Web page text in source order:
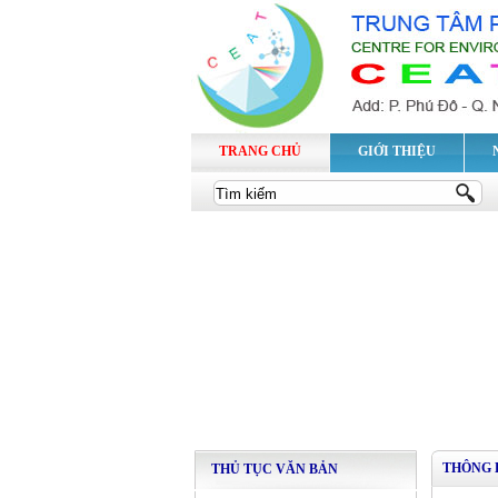
TRANG CHỦ GIỚI THIỆU
THỦ TỤC VĂN BẢN THÔNG